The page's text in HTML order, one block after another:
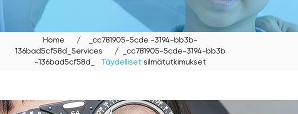
Home /
_cc781905-5cde -3194-bb3b-
136bad5cf58d_Services / _cc781905-5cde-3194-bb3b
-136bad5cf58d_
Täydelliset silmätutkimukset